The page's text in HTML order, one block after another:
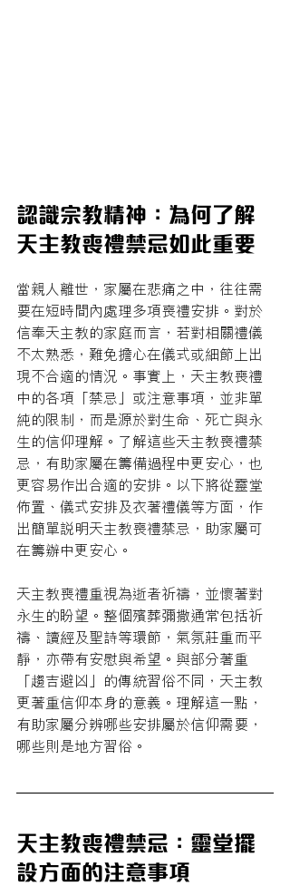
認識宗教精神：為何了解
天主教喪禮禁忌如此重要
當親人離世，家屬在悲痛之中，往往需
要在短時間內處理多項喪禮安排。對於
信奉天主教的家庭而言，若對相關禮儀
不太熟悉，難免擔心在儀式或細節上出
現不合適的情況。事實上，天主教喪禮
中的各項「禁忌」或注意事項，並非單
純的限制，而是源於對生命、死亡與永
生的信仰理解。了解這些天主教喪禮禁
忌，有助家屬在籌備過程中更安心，也
更容易作出合適的安排。以下將從靈堂
佈置、儀式安排及衣著禮儀等方面，作
出簡單說明天主教喪禮禁忌，助家屬可
在籌辦中更安心。
天主教喪禮重視為逝者祈禱，並懷著對
永生的盼望。整個殯葬彌撒通常包括祈
禱、讀經及聖詩等環節，氣氛莊重而平
靜，亦帶有安慰與希望。與部分著重
「趨吉避凶」的傳統習俗不同，天主教
更著重信仰本身的意義。理解這一點，
有助家屬分辨哪些安排屬於信仰需要，
哪些則是地方習俗。
天主教喪禮禁忌：靈堂擺
設方面的注意事項